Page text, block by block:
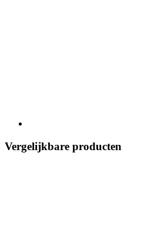
Vergelijkbare producten